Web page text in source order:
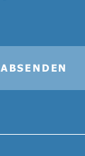
ABSENDEN